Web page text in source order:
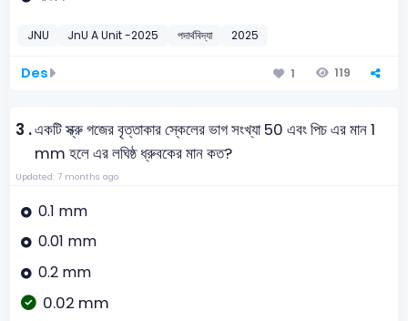
JNU JnU A Unit -2025 পদার্থবিদ্যা 2025
Des 1 119
3 .একটি স্ক্রু গজের বৃত্তাকার স্কেলের ভাগ সংখ্যা 50 এবং পিচ এর মান 1
mm হলে এর লঘিষ্ঠ ধ্রুবকের মান কত?
Updated: 7 months ago
0.1 mm
0.01 mm
0.2 mm
0.02 mm